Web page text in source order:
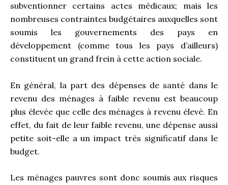
subventionner certains actes médicaux; mais les
nombreuses contraintes budgétaires auxquelles sont
soumis les gouvernements des pays en
développement (comme tous les pays d’ailleurs)
constituent un grand frein à cette action sociale.
En général, la part des dépenses de santé dans le
revenu des ménages à faible revenu est beaucoup
plus élevée que celle des ménages à revenu élevé. En
effet, du fait de leur faible revenu, une dépense aussi
petite soit-elle a un impact très significatif dans le
budget.
Les ménages pauvres sont donc soumis aux risques